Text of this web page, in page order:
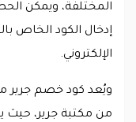
المختلفة، ويمكن
إدخال الكود الخاص
الإلكتروني.
ويُعد كود خصم جرير
من مكتبة جرير، حيث